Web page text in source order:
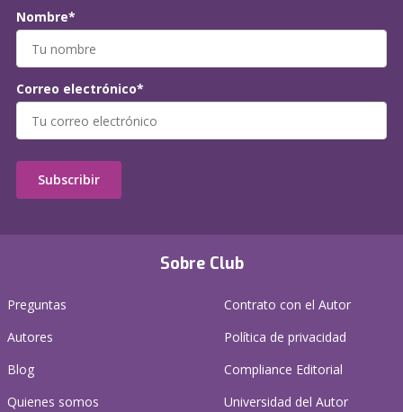
Sobre Club
Preguntas
Autores
Blog
Quienes somos
Contrato con el Autor
Política de privacidad
Compliance Editorial
Universidad del Autor
Nombre*
Correo electrónico*
Subscribir